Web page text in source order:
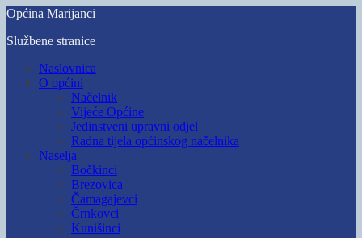
Skip
main
Općina Marijanci
Službene stranice
Toggle
mobile
Naslovnica
O općini
Načelnik
Vijeće Općine
Jedinstveni upravni odjel
Radna tijela općinskog načelnika
Naselja
Bočkinci
Brezovica
Čamagajevci
Črnkovci
Kunišinci